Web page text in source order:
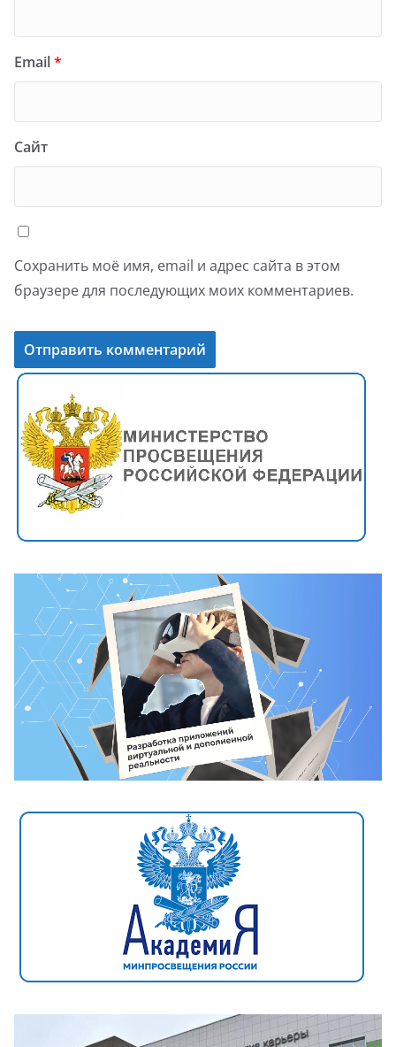
Email*
Сайт
Сохранить моё имя, email и адрес сайта в этом
браузере для последующих моих комментариев.